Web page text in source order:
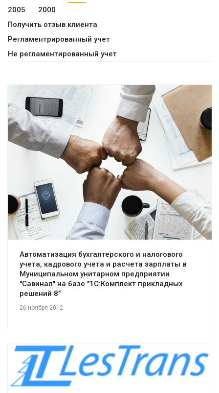
2005
2000
Получить отзыв клиента
Регламентрированный учет
Не регламентированный учет
Смотреть проект
Автоматизация бухгалтерского и налогового
учета, кадрового учета и расчета зарплаты в
Муниципальном унитарном предприятии
"Савинал" на базе "1С:Комплект прикладных
решений 8"
26 ноября 2012
Смотреть проект